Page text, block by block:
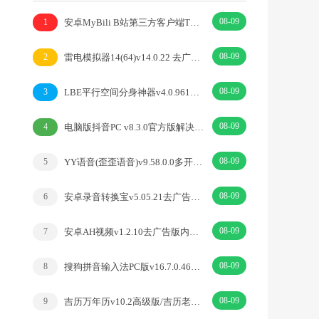
1 安卓MyBili B站第三方客户端TV版v1.6.9 08-09
2 雷电模拟器14(64)v14.0.22 去广告绿色纯净版 08-09
3 LBE平行空间分身神器v4.0.9612解锁vip专业版 08-09
4 电脑版抖音PC v8.3.0官方版解决网页切换烦恼 08-09
5 YY语音(歪歪语音)v9.58.0.0多开去广告绿色版 08-09
6 安卓录音转换宝v5.05.21去广告开心版 08-09
7 安卓AH视频v1.2.10去广告版内置丰富优质源 08-09
8 搜狗拼音输入法PC版v16.7.0.4673精简优化版 08-09
9 吉历万年历v10.2高级版/吉历老黄历吉日择日宜忌 08-09